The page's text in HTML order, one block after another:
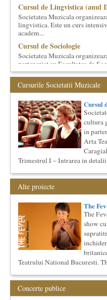
Cursul de Lingvistica (anul
Societatea Muzicala
lingvistica. Este un curs
academ...
Cursul de Sociologie
Societatea Muzicala
parteneriat cu Facultatea de
Univ...
Cursul de Teatru universal
Societatea Muzicala
teatrala, de nivel academic, in
Nati...
Saptamana Romano-
Masterclass de traducere
englezi
Saptamana romano-britanica:
britanici stilizeaza traduceri din
romaneasca ...
Cursul de Arta universala:
Societatea Muzicala
"Marile capodopere ale
con...
Elitele Romaniei
Anuarul Elitei culturale si
Proiectul lansat de catre
initial ca un anuar al elitei
Cursul de Cinematografie
Societatea Muzicala
cinematografica. Este un curs
ac...
Cursul de Lingvistica (anul
Cursurile Societatii Muzicale
Cursul
cultura
in
Arta
Trimestrul I – Intrarea in
Alte proiecte
The
The
show
Teatrului National Bucuresti.
Concerte publice